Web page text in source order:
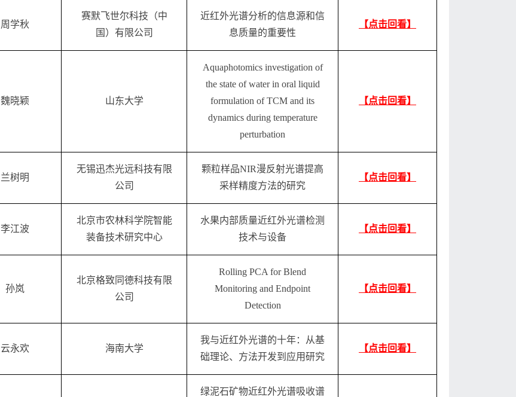
周学秋
赛默飞世尔科技（中
国）有限公司
近红外光谱分析的信息源和信
息质量的重要性
【点击回看】
魏晓颖 山东大学
Aquaphotomicsinvestigation of
the state of water in oral liquid
formulation of TCM and its
dynamics during temperature
perturbation
【点击回看】
兰树明
无锡迅杰光远科技有限
公司
颗粒样品NIR漫反射光谱提高
采样精度方法的研究
【点击回看】
李江波
北京市农林科学院智能
装备技术研究中心
水果内部质量近红外光谱检测
技术与设备
【点击回看】
孙岚
北京格致同德科技有限
公司
Rolling PCA for Blend
Monitoring and Endpoint
Detection
【点击回看】
云永欢 海南大学
我与近红外光谱的十年：从基
础理论、方法开发到应用研究
【点击回看】
绿泥石矿物近红外光谱吸收谱